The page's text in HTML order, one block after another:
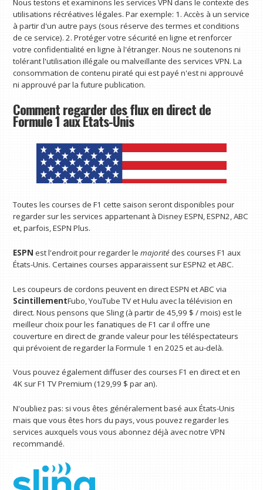
Nous testons et examinons les services VPN dans le contexte des
utilisations récréatives légales. Par exemple: 1. Accès à un service
à partir d'un autre pays (sous réserve des termes et conditions
de ce service). 2. Protéger votre sécurité en ligne et renforcer
votre confidentialité en ligne à l'étranger. Nous ne soutenons ni
tolérant l'utilisation illégale ou malveillante des services VPN. La
consommation de contenu piraté qui est payé n'est ni approuvé
ni approuvé par la future publication.
Comment regarder des flux en direct de
Formule 1 aux États-Unis
Toutes les courses de F1 cette saison seront disponibles pour
regarder sur les services appartenant à Disney ESPN, ESPN2, ABC
et, parfois, ESPN Plus.
ESPN est l'endroit pour regarder lemajoritédes courses F1 aux
États-Unis. Certaines courses apparaissent sur ESPN2 et ABC.
Les coupeurs de cordons peuvent en direct ESPN et ABC via
ScintillementFubo, YouTube TV et Hulu avec la télévision en
direct. Nous pensons que Sling (à partir de 45,99 $ / mois) est le
meilleur choix pour les fanatiques de F1 car il offre une
couverture en direct de grande valeur pour les téléspectateurs
qui prévoient de regarder la Formule 1 en 2025 et au-delà.
Vous pouvez également diffuser des courses F1 en direct et en
4K sur F1 TV Premium (129,99 $ par an).
N'oubliez pas: si vous êtes généralement basé aux États-Unis
mais que vous êtes hors du pays, vous pouvez regarder les
services auxquels vous vous abonnez déjà avec notre VPN
recommandé.